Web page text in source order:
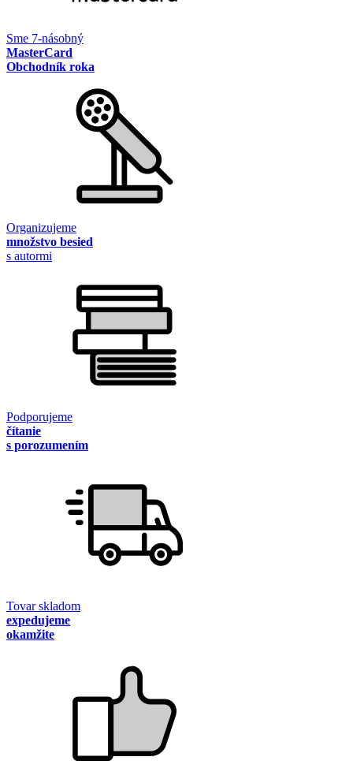
Sme 7-násobný
MasterCard
Obchodník roka
Organizujeme
množstvo besied
s autormi
Podporujeme
čítanie
s porozumením
Tovar skladom
expedujeme
okamžite